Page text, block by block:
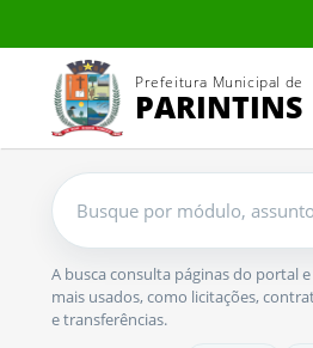
Prefeitura Municipal de
PARINTINS
Buscar
no
A busca consulta páginas do portal
mais usados, como licitações,
e transferências.